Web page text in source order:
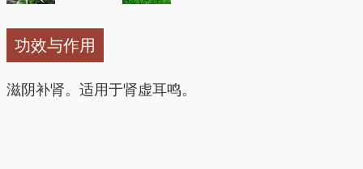
功效与作用
滋阴补肾。适用于肾虚耳鸣。